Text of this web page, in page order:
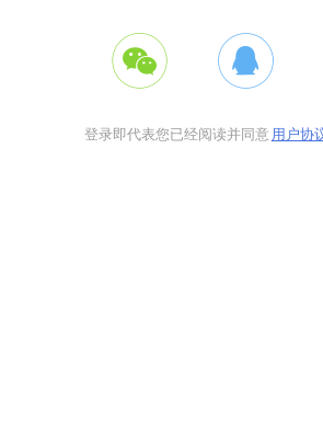
登录即代表您已经阅读并同意用户协议